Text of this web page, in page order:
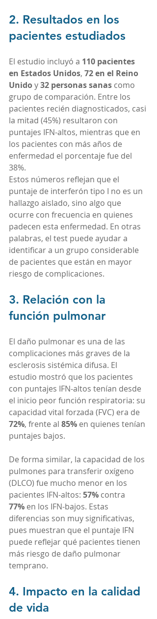
2. Resultados en los
pacientes estudiados
El estudio incluyó a 110 pacientes
en Estados Unidos, 72 en el Reino
Unido y 32 personas sanas como
grupo de comparación. Entre los
pacientes recién diagnosticados, casi
la mitad (45%) resultaron con
puntajes IFN-altos, mientras que en
los pacientes con más años de
enfermedad el porcentaje fue del
38%.
Estos números reflejan que el
puntaje de interferón tipo I no es un
hallazgo aislado, sino algo que
ocurre con frecuencia en quienes
padecen esta enfermedad. En otras
palabras, el test puede ayudar a
identificar a un grupo considerable
de pacientes que están en mayor
riesgo de complicaciones.
3. Relación con la
función pulmonar
El daño pulmonar es una de las
complicaciones más graves de la
esclerosis sistémica difusa. El
estudio mostró que los pacientes
con puntajes IFN-altos tenían desde
el inicio peor función respiratoria: su
capacidad vital forzada (FVC) era de
72%, frente al 85% en quienes tenían
puntajes bajos.
De forma similar, la capacidad de los
pulmones para transferir oxígeno
(DLCO) fue mucho menor en los
pacientes IFN-altos: 57% contra
77% en los IFN-bajos. Estas
diferencias son muy significativas,
pues muestran que el puntaje IFN
puede reflejar qué pacientes tienen
más riesgo de daño pulmonar
temprano.
4. Impacto en la calidad
de vida